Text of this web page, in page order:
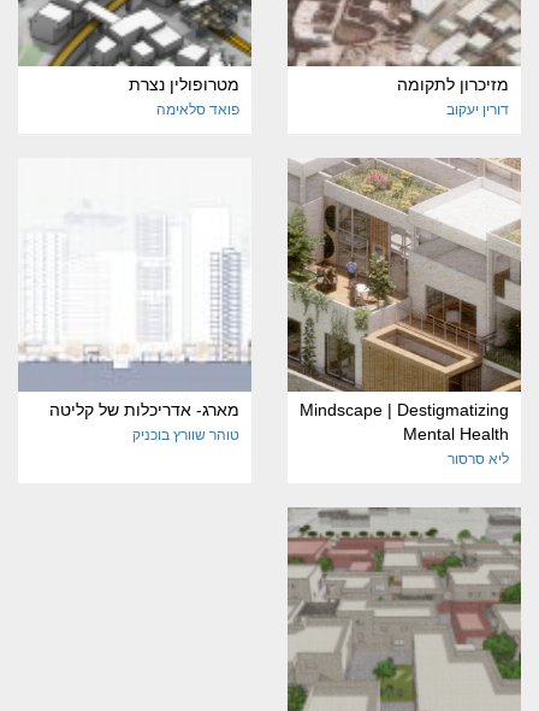
מזיכרון לתקומה
דורין יעקוב
מטרופולין נצרת
פואד סלאימה
Mindscape | Destigmatizing
Mental Health
ליא סרסור
מארג- אדריכלות של קליטה
טוהר שוורץ בוכניק